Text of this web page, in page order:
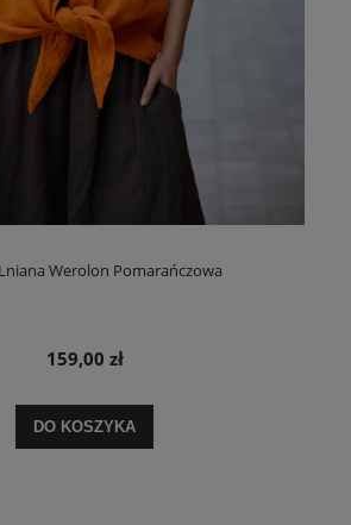
Werolon Pomarańczowa
159,00 zł
DO KOSZYKA